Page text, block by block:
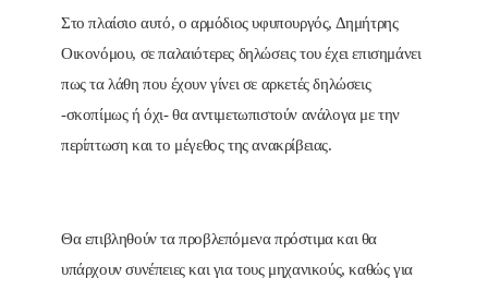
Στο πλαίσιο αυτό, ο αρμόδιος υφυπουργός, Δημήτρης
Οικονόμου, σε παλαιότερες δηλώσεις του έχει επισημάνει
πως τα λάθη που έχουν γίνει σε αρκετές δηλώσεις
-σκοπίμως ή όχι- θα αντιμετωπιστούν ανάλογα με την
περίπτωση και το μέγεθος της ανακρίβειας.
Θα επιβληθούν τα προβλεπόμενα πρόστιμα και θα
υπάρχουν συνέπειες και για τους μηχανικούς, καθώς για